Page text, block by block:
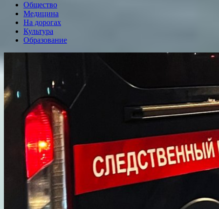
Общество
Медицина
На дорогах
Культура
Образование